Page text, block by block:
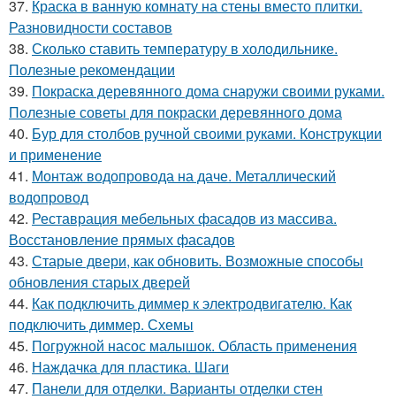
37. Краска в ванную комнату на стены вместо плитки.
Разновидности составов
38. Сколько ставить температуру в холодильнике.
Полезные рекомендации
39. Покраска деревянного дома снаружи своими руками.
Полезные советы для покраски деревянного дома
40. Бур для столбов ручной своими руками. Конструкции
и применение
41. Монтаж водопровода на даче. Металлический
водопровод
42. Реставрация мебельных фасадов из массива.
Восстановление прямых фасадов
43. Старые двери, как обновить. Возможные способы
обновления старых дверей
44. Как подключить диммер к электродвигателю. Как
подключить диммер. Схемы
45. Погружной насос малышок. Область применения
46. Наждачка для пластика. Шаги
47. Панели для отделки. Варианты отделки стен